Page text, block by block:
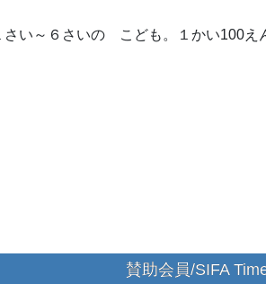
い～６さいの こども。１かい100え
賛助会員/SIFA